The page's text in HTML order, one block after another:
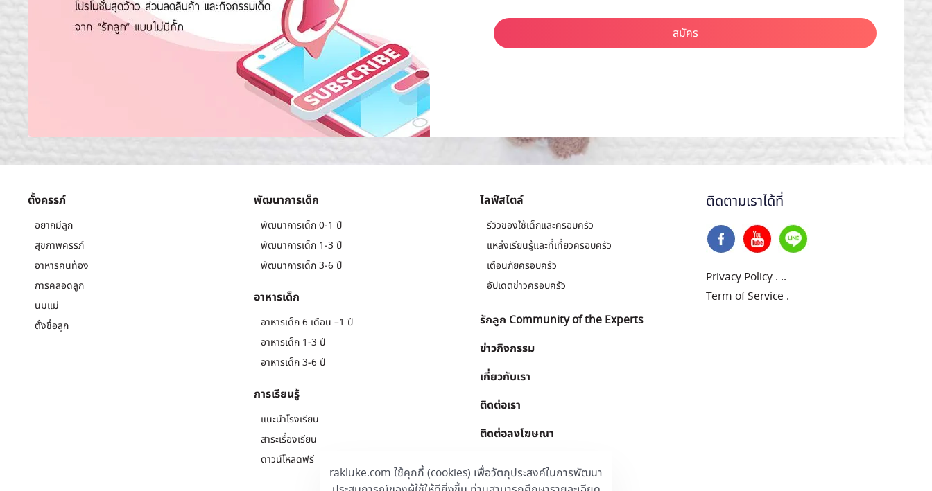
rakluke.com ใช้คุกกี้ (cookies) เพื่อวัตถุประสงค์ในการพัฒนา
สมัคร
ตั้งครรภ์
อยากมีลูก
สุขภาพครรภ์
อาหารคนท้อง
การคลอดลูก
นมแม่
ตั้งชื่อลูก
พัฒนาการเด็ก
พัฒนาการเด็ก 0-1 ปี
พัฒนาการเด็ก 1-3 ปี
พัฒนาการเด็ก 3-6 ปี
อาหารเด็ก
อาหารเด็ก 6 เดือน –1 ปี
อาหารเด็ก 1-3 ปี
อาหารเด็ก 3-6 ปี
การเรียนรู้
แนะนำโรงเรียน
สาระเรื่องเรียน
ดาวน์โหลดฟรี
ไลฟ์สไตล์
รีวิวของใช้เด็กและครอบครัว
แหล่งเรียนรู้และที่เที่ยวครอบครัว
เตือนภัยครอบครัว
อัปเดตข่าวครอบครัว
รักลูก Community of the Experts
ข่าวกิจกรรม
เกี่ยวกับเรา
ติดต่อเรา
ติดต่อลงโฆษณา
ติดตามเราได้ที่
Privacy Policy . ..
Term of Service .